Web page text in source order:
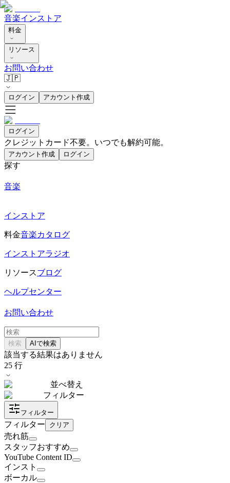
音楽インストア
料金
リソース
お問い合わせ
🇯🇵
ログイン アカウント作成
ログイン
クレジットカード不要。いつでも解約可能。
アカウント作成 ログイン
探す
音楽
インストア
料金音楽カタログ
インストアラジオ
リソースブログ
ヘルプセンター
お問い合わせ
検索 AIで検索
該当する結果はありません
25 行
並べ替え
フィルター
フィルター
フィルター クリア
売れ筋
スタッフおすすめ
YouTube Content ID
インスト
ボーカル